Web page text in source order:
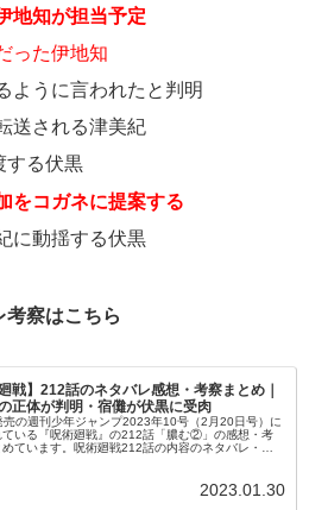
地知が担当予定
った伊地知
ように言われたと判明
送される津美紀
する伏黒
をコガネに提案する
に動揺する伏黒
察はこちら
廻戦】212話のネタバレ感想・考察まとめ｜
正体が判明・宿儺が伏黒に受肉
売の週刊少年ジャンプ2023年10号（2月20日号）に
ている『呪術廻戦』の212話「膿む②」の感想・考
めています。呪術廻戦212話の内容のネタバレ・あ
2023.01.30